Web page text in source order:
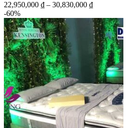
22,950,000 ₫ – 30,830,000 ₫
-60%